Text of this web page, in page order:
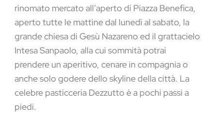
rinomato mercato all’aperto di Piazza Benefica,
aperto tutte le mattine dal lunedì al sabato, la
grande chiesa di Gesù Nazareno ed il grattacielo
Intesa Sanpaolo, alla cui sommità potrai
prendere un aperitivo, cenare in compagnia o
anche solo godere dello skyline della città. La
celebre pasticceria Dezzutto è a pochi passi a
piedi.